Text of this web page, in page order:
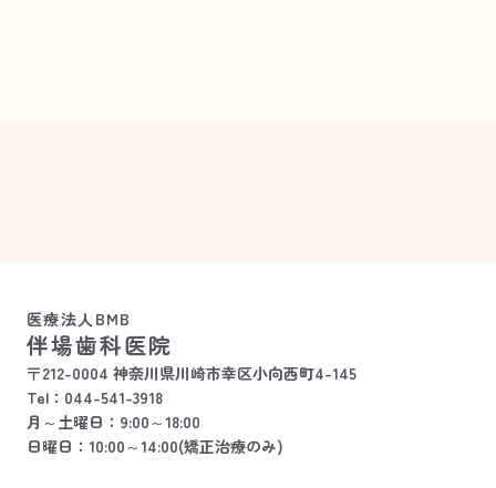
医療法人BMB
伴場歯科医院
〒212-0004 神奈川県川崎市幸区小向西町4-145
Tel：044-541-3918
月～土曜日：9:00～18:00
日曜日：10:00～14:00(矯正治療のみ)